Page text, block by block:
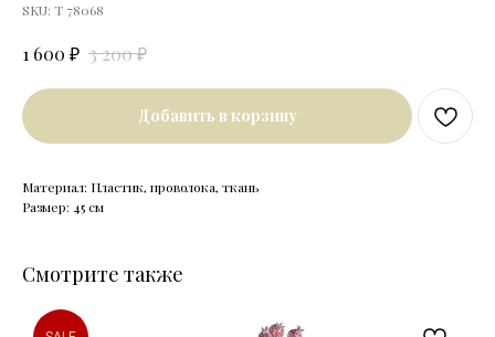
SKU: T 78068
1 600 ₽ 3 200₽
Добавить в корзину
Материал: Пластик, проволока, ткань
Размер: 45 см
Смотрите также